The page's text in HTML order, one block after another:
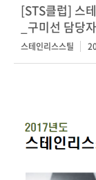
[STS클럽] 스
_구미선 담당자
스테인리스스틸